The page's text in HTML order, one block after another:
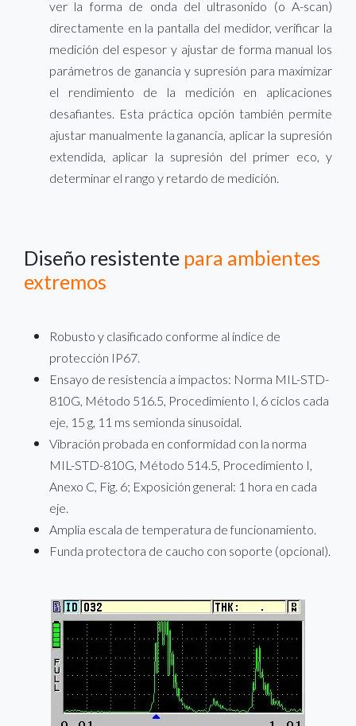
ver la forma de onda del ultrasonido (o A-scan)
directamente en la pantalla del medidor, verificar la
medición del espesor y ajustar de forma manual los
parámetros de ganancia y supresión para maximizar
el rendimiento de la medición en aplicaciones
desafiantes. Esta práctica opción también permite
ajustar manualmente la ganancia, aplicar la supresión
extendida, aplicar la supresión del primer eco, y
determinar el rango y retardo de medición.
Diseño resistente para ambientes
extremos
Robusto y clasificado conforme al índice de
protección IP67.
Ensayo de resistencia a impactos: Norma MIL-STD-
810G, Método 516.5, Procedimiento I, 6 ciclos cada
eje, 15 g, 11 ms semionda sinusoidal.
Vibración probada en conformidad con la norma
MIL-STD-810G, Método 514.5, Procedimiento I,
Anexo C, Fig. 6; Exposición general: 1 hora en cada
eje.
Amplia escala de temperatura de funcionamiento.
Funda protectora de caucho con soporte (opcional).